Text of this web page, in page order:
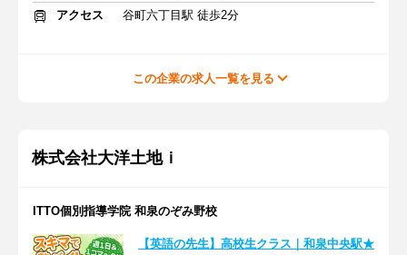
アクセス
谷町六丁目駅 徒歩2分
この企業の求人一覧を見る
株式会社大洋土地ｉ
ITTO個別指導学院 和泉のぞみ野校
【英語の先生】高校生クラス｜和泉中央駅★